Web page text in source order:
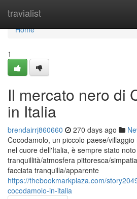
travialist
Home
Home
1
Il mercato nero di
in Italia
brendairrj860660 270 days ago
Cocodamolo, un piccolo paese/
nel cuore dell'Italia, è sempre stato
tranquillità/atmosfera pittoresca/
facciata tranquilla/apparente
https://thebookmarkplaza.com/
cocodamolo-in-italia